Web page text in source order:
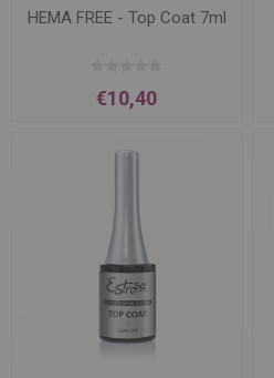
HEMA FREE - Top Coat 7ml
€10,40